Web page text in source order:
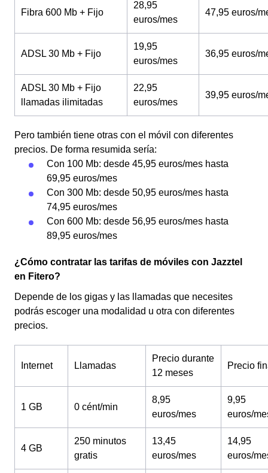
Fibra 600 Mb + Fijo
28,95
euros/mes
47,95 euros/
ADSL 30 Mb + Fijo
19,95
euros/mes
36,95 euros/
ADSL 30 Mb + Fijo
llamadas ilimitadas
22,95
euros/mes
39,95 euros/
Pero también tiene otras con el móvil con diferentes
precios. De forma resumida sería:
Con 100 Mb: desde 45,95 euros/mes hasta
69,95 euros/mes
Con 300 Mb: desde 50,95 euros/mes hasta
74,95 euros/mes
Con 600 Mb: desde 56,95 euros/mes hasta
89,95 euros/mes
¿Cómo contratar las tarifas de móviles con Jazztel
en Fitero?
Depende de los gigas y las llamadas que necesites
podrás escoger una modalidad u otra con diferentes
precios.
Internet Llamadas
Precio durante
12 meses
Precio
1 GB 0 cént/min
8,95
euros/mes
9,95
euros/
4 GB
250 minutos
gratis
13,45
euros/mes
14,95
euros/